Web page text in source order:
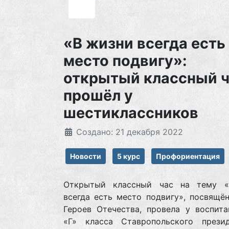
«В жизни всегда есть
место подвигу»:
открытый классный
прошёл у
шестиклассников
Создано: 21 декабря 2022
Новости 5 курс Профориентация
Открытый классный час на тему
всегда есть место подвигу»,
Героев Отечества, провела у
«Г» класса Ставропольского